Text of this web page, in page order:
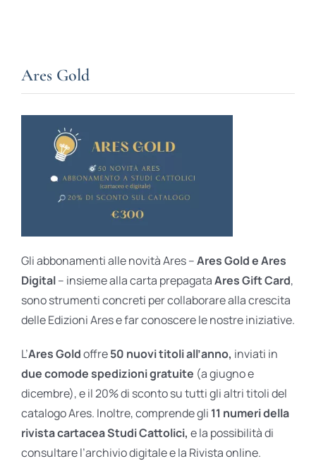
Ares Gold
Gli abbonamenti alle novità Ares –Ares Gold e Ares
Digital– insieme alla carta prepagataAres Gift Card,
sono strumenti concreti per collaborare alla crescita
delle Edizioni Ares e far conoscere le nostre iniziative.
L’Ares Goldoffre50 nuovi titoli all’anno, inviati in
due comode spedizioni gratuite (a giugno e
dicembre), e il 20% di sconto su tutti gli altri titoli del
catalogo Ares. Inoltre, comprende gli 11 numeri della
rivista cartacea Studi Cattolici, e la possibilità di
consultare l’archivio digitale e la Rivista online.